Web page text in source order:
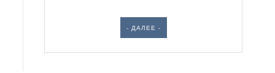
- ДАЛЕЕ -